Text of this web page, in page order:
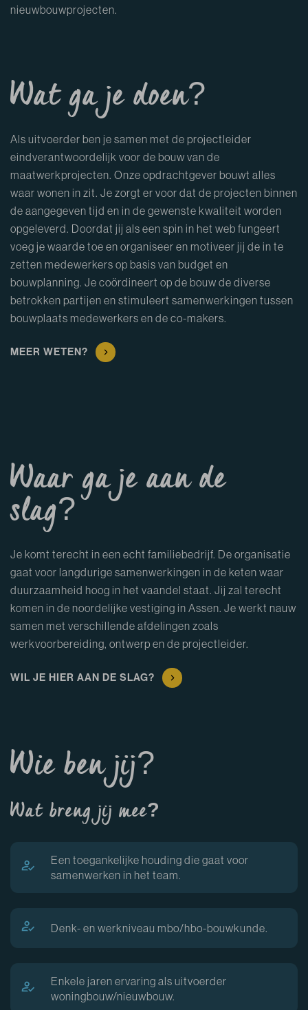
nieuwbouwprojecten.
Wat ga je doen?
Als uitvoerder ben je samen met de projectleider
eindverantwoordelijk voor de bouw van de
maatwerkprojecten. Onze opdrachtgever bouwt alles
waar wonen in zit. Je zorgt er voor dat de projecten binnen
de aangegeven tijd en in de gewenste kwaliteit worden
opgeleverd. Doordat jij als een spin in het web fungeert
voeg je waarde toe en organiseer en motiveer jij de in te
zetten medewerkers op basis van budget en
bouwplanning. Je coördineert op de bouw de diverse
betrokken partijen en stimuleert samenwerkingen tussen
bouwplaats medewerkers en de co-makers.
MEER WETEN?
Waar ga je aan de
slag?
Je komt terecht in een echt familiebedrijf. De organisatie
gaat voor langdurige samenwerkingen in de keten waar
duurzaamheid hoog in het vaandel staat. Jij zal terecht
komen in de noordelijke vestiging in Assen. Je werkt nauw
samen met verschillende afdelingen zoals
werkvoorbereiding, ontwerp en de projectleider.
WIL JE HIER AAN DE SLAG?
Wie ben jij?
Wat breng jij mee?
Een toegankelijke houding die gaat voor
samenwerken in het team.
Denk- en werkniveau mbo/hbo-bouwkunde.
Enkele jaren ervaring als uitvoerder
woningbouw/nieuwbouw.